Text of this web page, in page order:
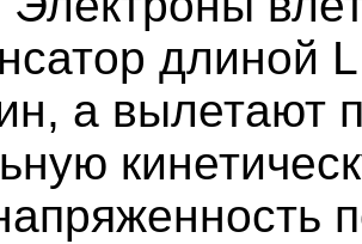
длиной
а вылетают